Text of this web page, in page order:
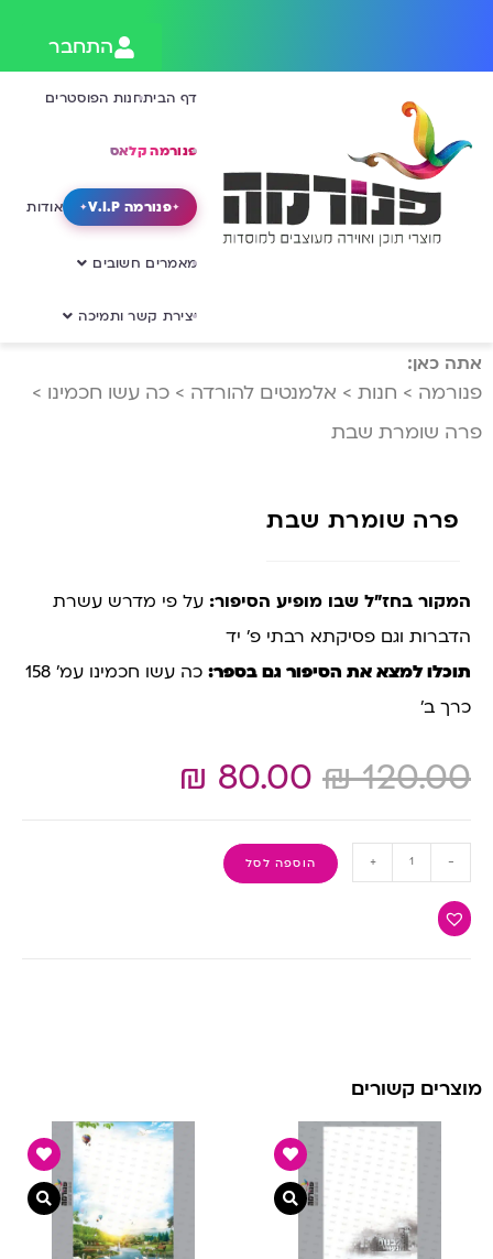
התחבר
דף הביתחנות הפוסטרים
פנורמה קלאס
פנורמה V.I.P אודות
מאמרים חשובים
יצירת קשר ותמיכה
אתה כאן:
פנורמה > חנות > אלמנטים להורדה > כה עשו חכמינו >
פרה שומרת שבת
פרה שומרת שבת
המקור בחז”ל שבו מופיע הסיפור: על פי מדרש עשרת
הדברות וגם פסיקתא רבתי פ’ יד
תוכלו למצא את הסיפור גם בספר:
כה עשו חכמינו עמ’ 158
כרך ב’
₪120.00
₪ 80.00
-
+ הוספה לסל
מוצרים קשורים